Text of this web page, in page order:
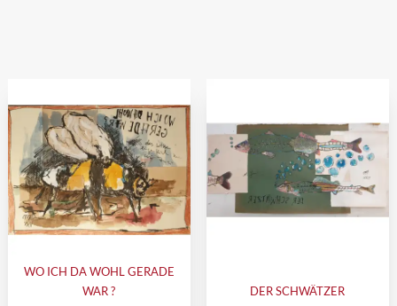
WO ICH DA WOHL GERADE
WAR ?
DER SCHWÄTZER